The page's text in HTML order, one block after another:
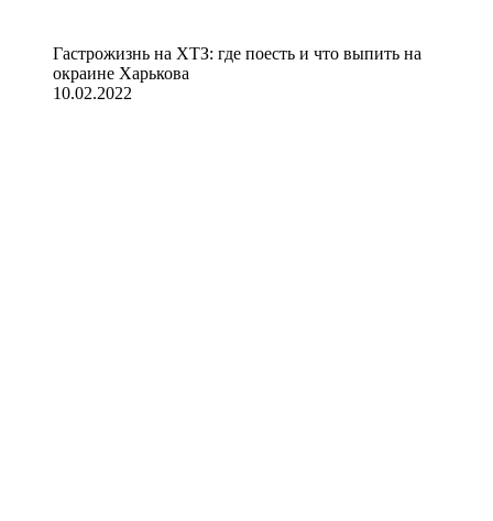
Гастрожизнь на ХТЗ: где поесть и что выпить на
окраине Харькова
10.02.2022